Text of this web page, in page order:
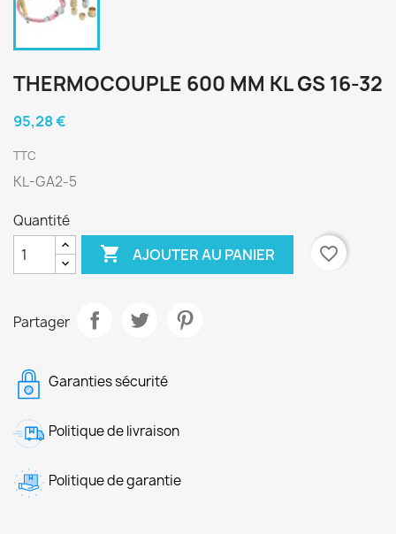
THERMOCOUPLE 600 MM KL GS 16-32
95,28 €
TTC
KL-GA2-5
Quantité
 AJOUTER AU PANIER favorite_border
Partager
Garanties sécurité
Politique de livraison
Politique de garantie